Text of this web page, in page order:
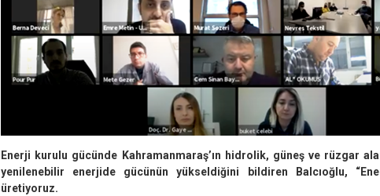
Enerji kurulu gücünde Kahramanmaraş’ın hidrolik, güneş ve rüzgar
yenilenebilir enerjide gücünün yükseldiğini bildiren Balcıoğlu,
üretiyoruz.